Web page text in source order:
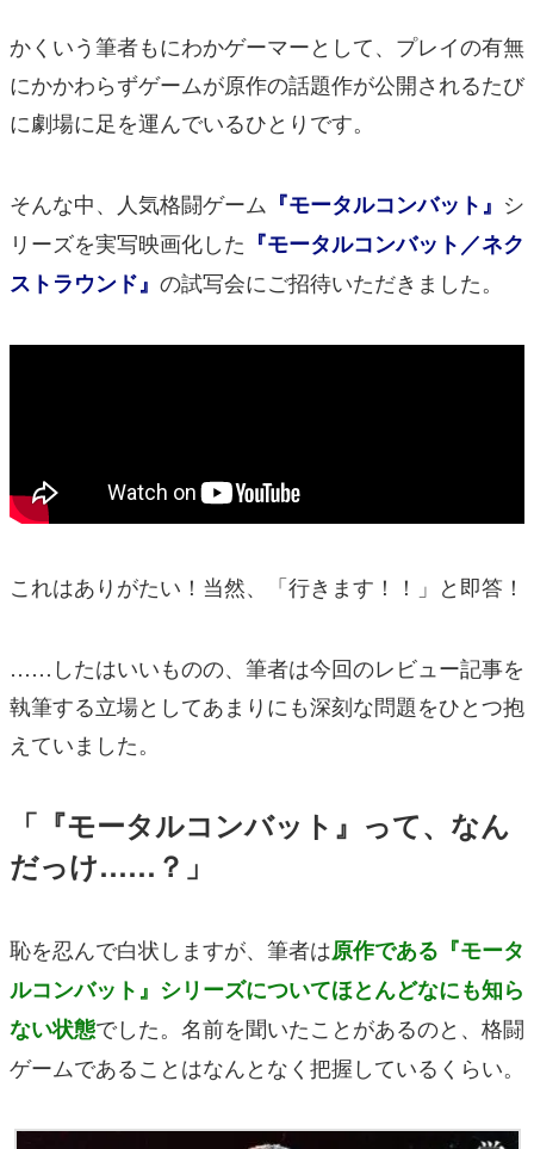
かくいう筆者もにわかゲーマーとして、プレイの有無
にかかわらずゲームが原作の話題作が公開されるたび
に劇場に足を運んでいるひとりです。
そんな中、人気格闘ゲーム 『モータルコンバット』 シ
リーズを実写映画化した 『モータルコンバット／ネク
ストラウンド』 の試写会にご招待いただきました。
これはありがたい！当然、「行きます！！」と即答！
……したはいいものの、筆者は今回のレビュー記事を
執筆する立場としてあまりにも深刻な問題をひとつ抱
えていました。
「『モータルコンバット』って、なん
だっけ……？」
恥を忍んで白状しますが、筆者は原作である『モータ
ルコンバット』シリーズについてほとんどなにも知ら
ない状態でした。名前を聞いたことがあるのと、格闘
ゲームであることはなんとなく把握しているくらい。